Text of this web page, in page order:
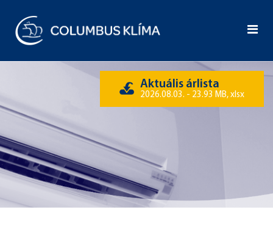
Aktuális árlista
2026.08.03. - 23.93 MB, xlsx